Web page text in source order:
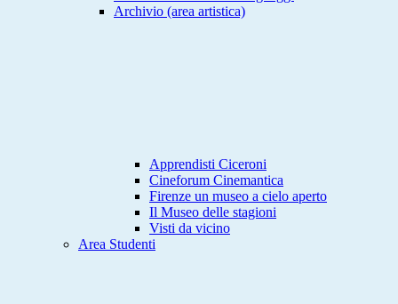
Archivio (area artistica)
Apprendisti Ciceroni
Cineforum Cinemantica
Firenze un museo a cielo aperto
Il Museo delle stagioni
Visti da vicino
Area Studenti